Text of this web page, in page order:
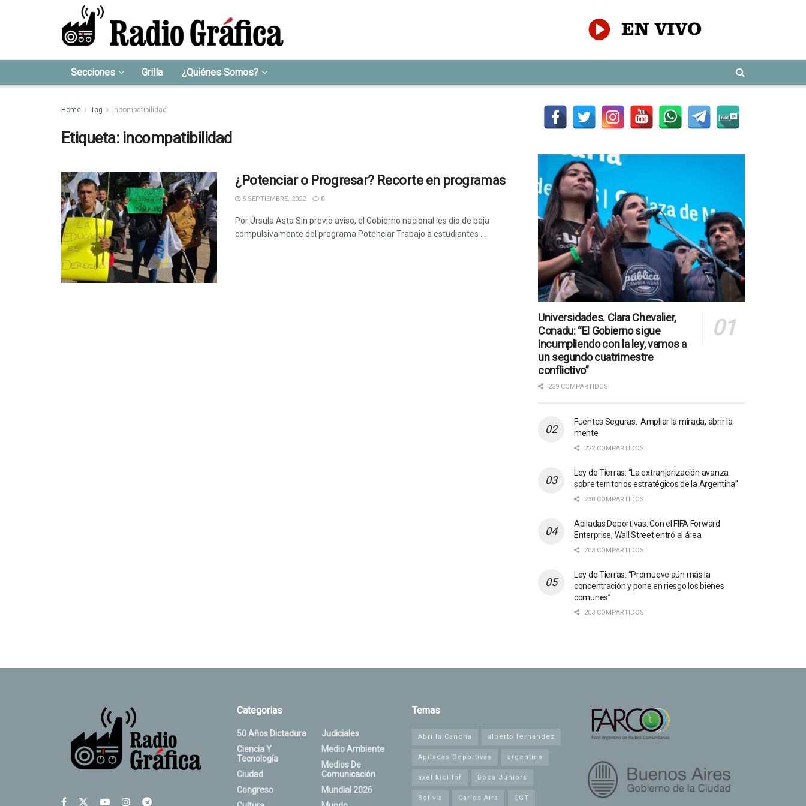
Secciones Grilla ¿Quiénes Somos?
Home Tag incompatibilidad
Etiqueta: incompatibilidad
¿Potenciar o Progresar? Recorte en programas
5 SEPTIEMBRE, 2022 0
Por Úrsula Asta Sin previo aviso, el Gobierno nacional les dio de baja
compulsivamente del programa Potenciar Trabajo a estudiantes ...
Universidades. Clara Chevalier,
Conadu: “El Gobierno sigue
incumpliendo con la ley, vamos a
un segundo cuatrimestre
conflictivo”
239 COMPARTIDOS
Fuentes Seguras. Ampliar la mirada, abrir la
mente
222 COMPARTIDOS
Ley de Tierras: “La extranjerización avanza
sobre territorios estratégicos de la Argentina”
230 COMPARTIDOS
Apiladas Deportivas: Con el FIFA Forward
Enterprise, Wall Street entró al área
203 COMPARTIDOS
Ley de Tierras: “Promueve aún más la
concentración y pone en riesgo los bienes
comunes”
203 COMPARTIDOS
Categorias
50 Años Dictadura
Ciencia Y
Tecnología
Ciudad
Congreso
Judiciales
Medio Ambiente
Medios De
Comunicación
Mundial 2026
Temas
Abrí la Cancha alberto fernandez
Apiladas Deportivas argentina
axel kicillof Boca Juniors
Bolivia Carlos Aira CGT